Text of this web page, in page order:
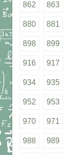
862 863
880 881
898 899
916 917
934 935
952 953
970 971
988 989